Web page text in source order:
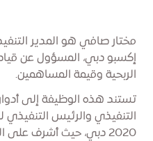
مختار صافي هو المدير
إكسبو دبي، المسؤول عن
الربحية وقيمة المساهمين.
تستند هذه الوظيفة إلى
التنفيذي والرئيس
2020 دبي، حيث أشرف على